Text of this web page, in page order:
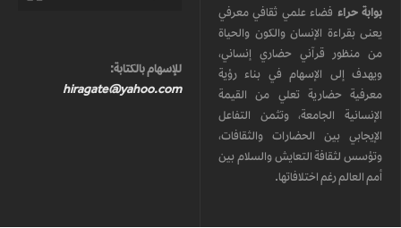
بوابة حراء فضاء علمي ثقافي معرفي
يعنى بقراءة الإنسان والكون والحياة
من منظور قرآني حضاري إنساني،
ويهدف إلى الإسهام في بناء رؤية
معرفية حضارية تعلي من القيمة
الإنسانية الجامعة، وتثمن التفاعل
الإيجابي بين الحضارات والثقافات،
وتؤسس لثقافة التعايش والسلام بين
أمم العالم رغم اختلافاتها.
للإسهام بالكتابة:
hiragate@yahoo.com